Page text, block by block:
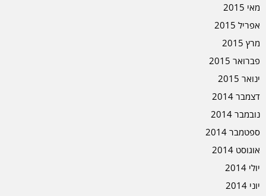
מאי 2015
אפריל 2015
מרץ 2015
פברואר 2015
ינואר 2015
דצמבר 2014
נובמבר 2014
ספטמבר 2014
אוגוסט 2014
יולי 2014
יוני 2014